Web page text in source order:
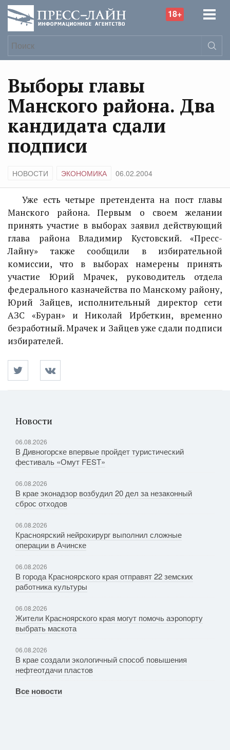
18+
Выборы главы
Манского района. Два
кандидата сдали
подписи
НОВОСТИ ЭКОНОМИКА 06.02.2004
Уже есть четыре претендента на пост главы
Манского района. Первым о своем желании
принять участие в выборах заявил действующий
глава района Владимир Кустовский. «Пресс-
Лайну» также сообщили в избирательной
комиссии, что в выборах намерены принять
участие Юрий Мрачек, руководитель отдела
федерального казначейства по Манскому району,
Юрий Зайцев, исполнительный директор сети
АЗС «Буран» и Николай Ирбеткин, временно
безработный. Мрачек и Зайцев уже сдали подписи
избирателей.
Новости
06.08.2026
В Дивногорске впервые пройдет туристический
фестиваль «Омут FEST»
06.08.2026
В крае эконадзор возбудил 20 дел за незаконный
сброс отходов
06.08.2026
Красноярский нейрохирург выполнил сложные
операции в Ачинске
06.08.2026
В города Красноярского края отправят 22 земских
работника культуры
06.08.2026
Жители Красноярского края могут помочь аэропорту
выбрать маскота
06.08.2026
В крае создали экологичный способ повышения
нефтеотдачи пластов
Все новости